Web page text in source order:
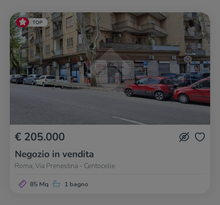
TOP
€ 205.000
Negozio in vendita
Roma, Via Prenestina - Centocelle
85 Mq 1 bagno